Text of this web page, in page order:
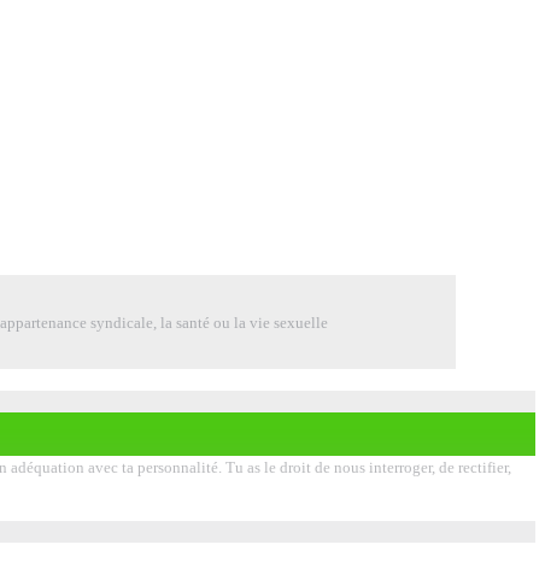
syndicale, la santé ou la vie sexuelle
avec ta personnalité. Tu as le droit de nous interroger, de rectifier,